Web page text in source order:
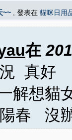
~~ , 發表在 貓咪日用
在
真好
解想貓
春 沒